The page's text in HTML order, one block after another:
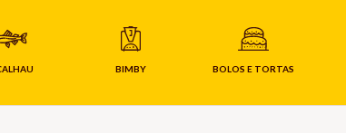
BIMBY BOLOS E TORTAS